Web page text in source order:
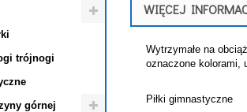
trójnogi
górnej
WIĘCEJ
Wytrzymałe na
oznaczone kolorami,
Piłki gimnastyczne